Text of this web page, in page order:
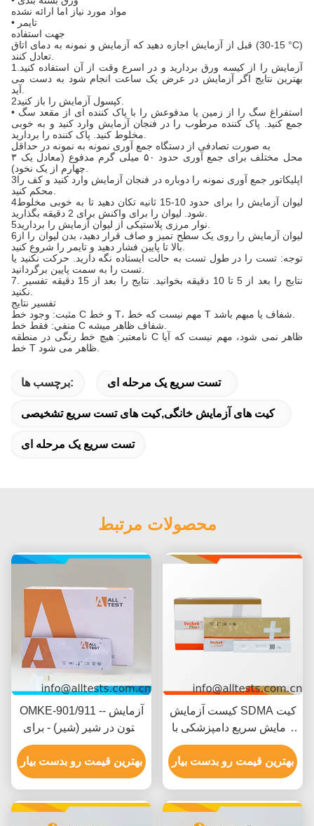
مواد مورد نیاز اما ارائه نشده
• تایمر
جهت استفاده
قبل از آزمایش اجازه دهید که آزمایش و نمونه به دمای اتاق (15-30 °C)
1آزمایش را از کیسه ورق بردارید و در اسرع وقت از آن استفاده کنید.
بهترین نتایج اگر آزمایش در عرض یک ساعت انجام شود به دست می
• استفراغ سگ را از زمین یا مدفوعش را با پاک کننده ای از مقعد سگ
جمع کنید. پاک کننده مرطوب را در فنجان آزمایش وارد کنید و به خوبی
به صورت تصادفی از دستگاه جمع آوری نمونه به نمونه در حداقل
۳ محل مختلف برای جمع آوری حدود ۵۰ میلی گرم مدفوع (معادل یک
3اپلیکاتور جمع آوری نمونه را دوباره در فنجان آزمایش وارد کنید و کف را
4لیوان آزمایش را برای حدود 10-15 ثانیه تکان دهید تا به خوبی مخلوط
6لیوان آزمایش را روی یک سطح تمیز و صاف قرار دهید، بدن لیوان را از
توجه: تست را در طول تست به حالت ایستاده نگه دارید. حرکت نکنید یا
7. نتایج را بعد از 5 تا 10 دقیقه بخوانید. نتایج را بعد از 15 دقیقه تفسیر
تفسیر نتایج
نامعتبر: هیچ خط رنگی در منطقه C ظاهر نمی شود، مهم نیست که آیا
برچسب ها: تست سریع یک مرحله ای
کیت های آزمایش خانگی,کیت های تست سریع تشخیصی
تست سریع یک مرحله ای
محصولات مرتبط
OMKE-901/911 -- آزمایش
کتون در شیر (شیر) - برای
تشخیص کتون در شیر
بهترین قیمت رو بدست بیار
کیست آزمایش SDMA کیت
آزمایش سریع دامپزشکی با
مشخصیت 92.45٪ دقت
93.58٪ و حساسیت 94.64٪
برای آزمایش سگ و گربه
بهترین قیمت رو بدست بیار